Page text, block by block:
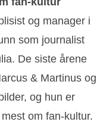
og manager i
som journalist
De siste årene
& Martinus og
og hun er
om fan-kultur.